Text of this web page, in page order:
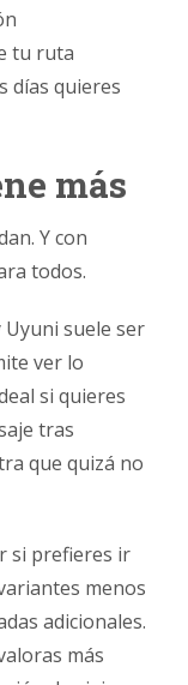
tu ruta
días quieres
más
Y con
todos.
Uyuni suele ser
ver lo
si quieres
tras
que quizá no
si prefieres ir
menos
adicionales.
más